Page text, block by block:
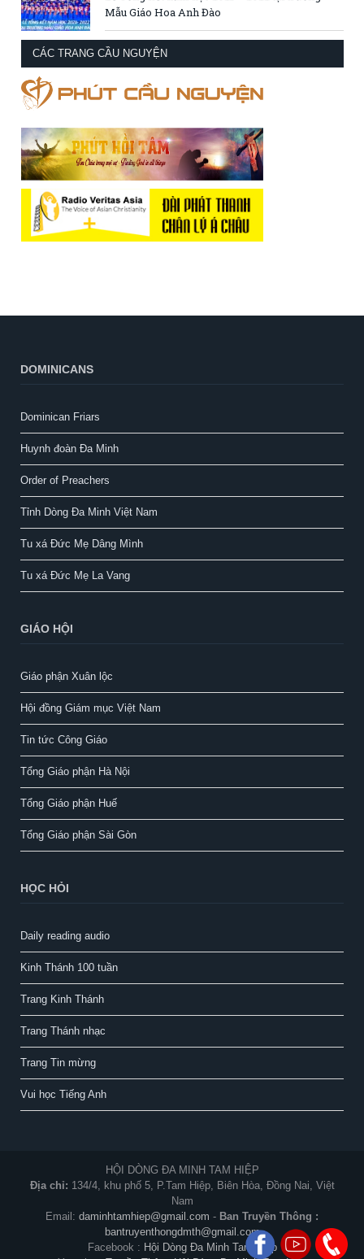
Mẫu Giáo Hoa Anh Đào
CÁC TRANG CẦU NGUYỆN
DOMINICANS
Dominican Friars
Huynh đoàn Đa Minh
Order of Preachers
Tỉnh Dòng Đa Minh Việt Nam
Tu xá Đức Mẹ Dâng Mình
Tu xá Đức Mẹ La Vang
GIÁO HỘI
Giáo phận Xuân lộc
Hội đồng Giám mục Việt Nam
Tin tức Công Giáo
Tổng Giáo phận Hà Nội
Tổng Giáo phận Huế
Tổng Giáo phận Sài Gòn
HỌC HỎI
Daily reading audio
Kinh Thánh 100 tuần
Trang Kinh Thánh
Trang Thánh nhạc
Trang Tin mừng
Vui học Tiếng Anh
HỘI DÒNG ĐA MINH TAM HIỆP
Địa chỉ: 134/4, khu phố 5, P.Tam Hiệp, Biên Hòa, Đồng Nai, Việt
Nam
Email: daminhtamhiep@gmail.com - Ban Truyền Thông :
bantruyenthongdmth@gmail.com
Facebook : Hội Dòng Đa Minh Tam Hiệp